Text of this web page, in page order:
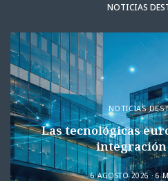
NOTICIAS
NOTICIAS
Las tecnológicas
integración
6 AGOSTO 2026 6